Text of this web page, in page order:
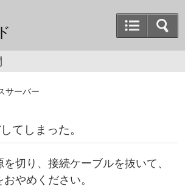
サーバー
てしまった。
切り、接続ケーブルを抜いて、
やめください。